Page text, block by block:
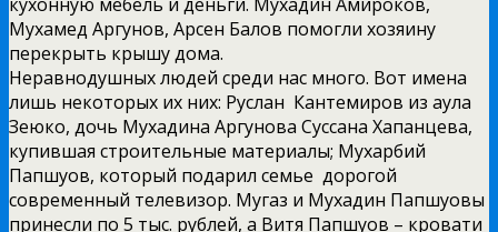
Мухамед Аргунов, Арсен Балов помогли хозяину
перекрыть крышу дома.
Неравнодушных людей среди нас много. Вот имена
лишь некоторых их них: Руслан Кантемиров из аула
Зеюко, дочь Мухадина Аргунова Суссана Хапанцева,
купившая строительные материалы; Мухарбий
Папшуов, который подарил семье дорогой
современный телевизор. Мугаз и Мухадин Папшуовы
принесли по 5 тыс. рублей, а Витя Папшуов – кровати